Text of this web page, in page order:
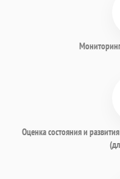
Оценка состояния и